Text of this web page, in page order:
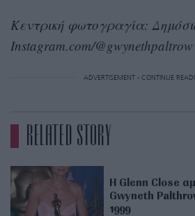
Κεντρική φωτογραγία:
Instagram.com/@gwynethpaltrow
ADVERTISEMENT - CONTINUE
RELATED STORY
H Glenn Close
Gwyneth
1999